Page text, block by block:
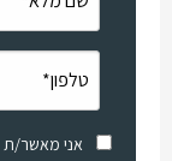
אני מאשר/ת